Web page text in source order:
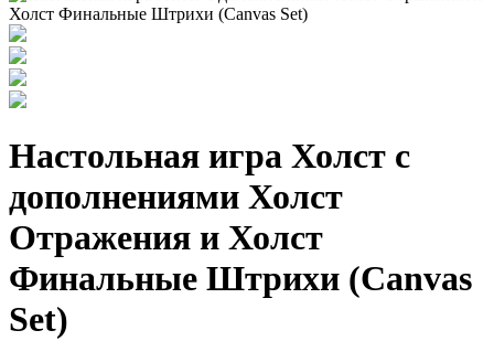
Настольная игра Холст с
дополнениями Холст
Отражения и Холст
Финальные Штрихи (Canvas
Set)